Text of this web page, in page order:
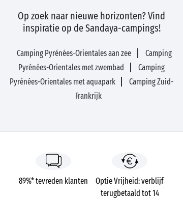
Op zoek naar nieuwe horizonten? Vind
inspiratie op de Sandaya-campings!
Camping Pyrénées-Orientales aan zee
Camping
Pyrénées-Orientales met zwembad
Camping
Pyrénées-Orientales met aquapark
Camping Zuid-
Frankrijk
89%* tevreden klanten
Optie Vrijheid: verblijf
terugbetaald tot 14